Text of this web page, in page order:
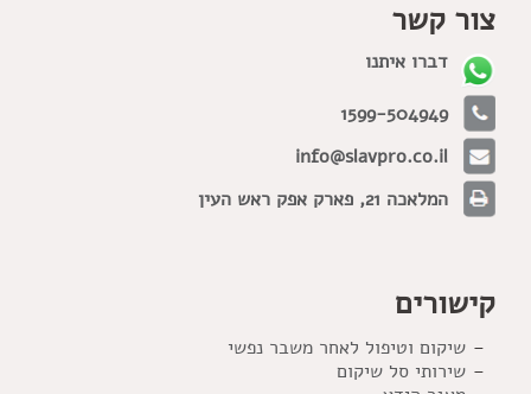
צור קשר
דברו איתנו
1599-504949
info@slavpro.co.il
המלאכה 21, פארק אפק ראש העין
קישורים
שיקום וטיפול לאחר משבר נפשי
שירותי סל שיקום